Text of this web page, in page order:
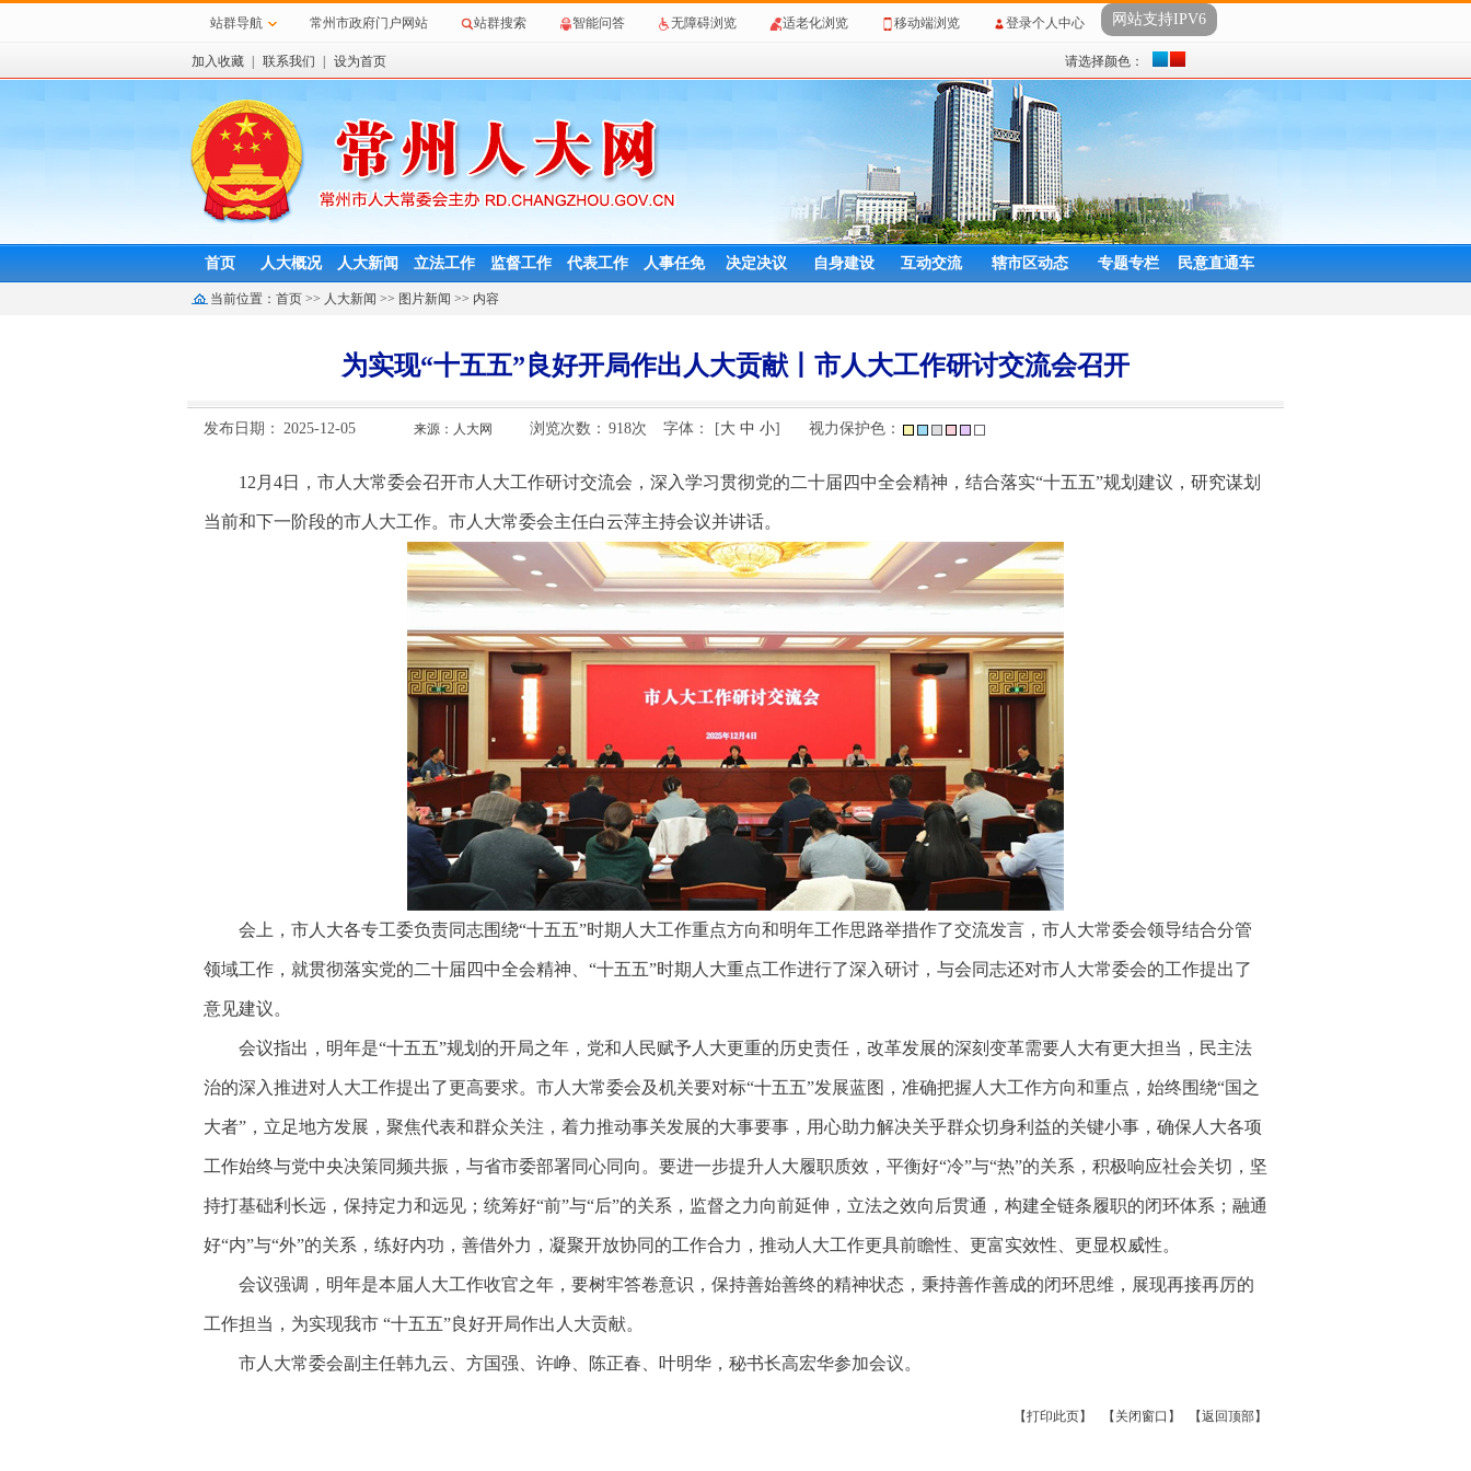
站群导航 常州市政府门户网站 站群搜索 智能问答 无障碍浏览 适老化浏览 移动端浏览 登录个人中心 网站支持IPV6
加入收藏 联系我们 设为首页 请选择颜色：
首页 人大概况 人大新闻 立法工作 监督工作 代表工作 人事任免 决定决议 自身建设 互动交流 辖市区动态 专题专栏 民意直通车
当前位置： 首页 >> 人大新闻 >> 图片新闻 >> 内容
为实现“十五五”良好开局作出人大贡献丨市人大工作研讨交流会召开
发布日期： 2025-12-05 来源：人大网 浏览次数： 918次 字体： [大 中 小] 视力保护色：
12月4日，市人大常委会召开市人大工作研讨交流会，深入学习贯彻党的二十届四中全会精神，结合落实“十五五”规划建议，研究谋划
当前和下一阶段的市人大工作。市人大常委会主任白云萍主持会议并讲话。
会上，市人大各专工委负责同志围绕“十五五”时期人大工作重点方向和明年工作思路举措作了交流发言，市人大常委会领导结合分管
领域工作，就贯彻落实党的二十届四中全会精神、“十五五”时期人大重点工作进行了深入研讨，与会同志还对市人大常委会的工作提出了
意见建议。
会议指出，明年是“十五五”规划的开局之年，党和人民赋予人大更重的历史责任，改革发展的深刻变革需要人大有更大担当，民主法
治的深入推进对人大工作提出了更高要求。市人大常委会及机关要对标“十五五”发展蓝图，准确把握人大工作方向和重点，始终围绕“国之
大者”，立足地方发展，聚焦代表和群众关注，着力推动事关发展的大事要事，用心助力解决关乎群众切身利益的关键小事，确保人大各项
工作始终与党中央决策同频共振，与省市委部署同心同向。要进一步提升人大履职质效，平衡好“冷”与“热”的关系，积极响应社会关切，坚
持打基础利长远，保持定力和远见；统筹好“前”与“后”的关系，监督之力向前延伸，立法之效向后贯通，构建全链条履职的闭环体系；融通
好“内”与“外”的关系，练好内功，善借外力，凝聚开放协同的工作合力，推动人大工作更具前瞻性、更富实效性、更显权威性。
会议强调，明年是本届人大工作收官之年，要树牢答卷意识，保持善始善终的精神状态，秉持善作善成的闭环思维，展现再接再厉的
工作担当，为实现我市 “十五五”良好开局作出人大贡献。
市人大常委会副主任韩九云、方国强、许峥、陈正春、叶明华，秘书长高宏华参加会议。
【打印此页】 【关闭窗口】 【返回顶部】